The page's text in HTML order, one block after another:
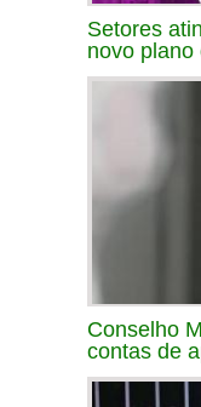
Setores
novo plano
Conselho
contas de